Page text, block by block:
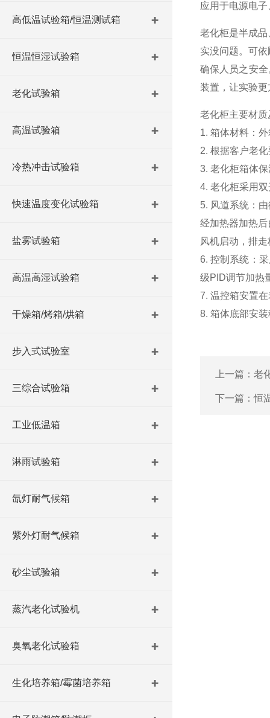
高低温试验箱/恒温测试箱
恒温恒湿试验箱
老化试验箱
高温试验箱
冷热冲击试验箱
快速温度变化试验箱
盐雾试验箱
高温高湿试验箱
干燥箱/烤箱/烘箱
步入式试验室
三综合试验箱
工业低温箱
淋雨试验箱
氙灯耐气候箱
紫外灯耐气候箱
砂尘试验箱
蒸汽老化试验机
臭氧老化试验箱
生化培养箱/霉菌培养箱
应用于电源电
老化柜是半成
实没问题。可
确保人员之安
装置，让实验
老化柜主要材
1. 箱体材料：
2. 根据客户老
3. 老化柜箱体
4. 老化柜采用
5. 风道系统：
经加热器加热
风机启动，排
6. 控制系统：
级PID调节加热
7. 温控箱安置
8. 箱体底部安
上一篇： 老
下一篇：恒